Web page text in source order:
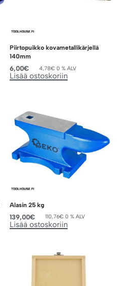
Piirtopuikko kovametallikärjellä
140mm
6,00€ 4,78€ 0 % ALV
Lisää ostoskoriin
Alasin 25 kg
139,00€ 110,76€ 0 % ALV
Lisää ostoskoriin